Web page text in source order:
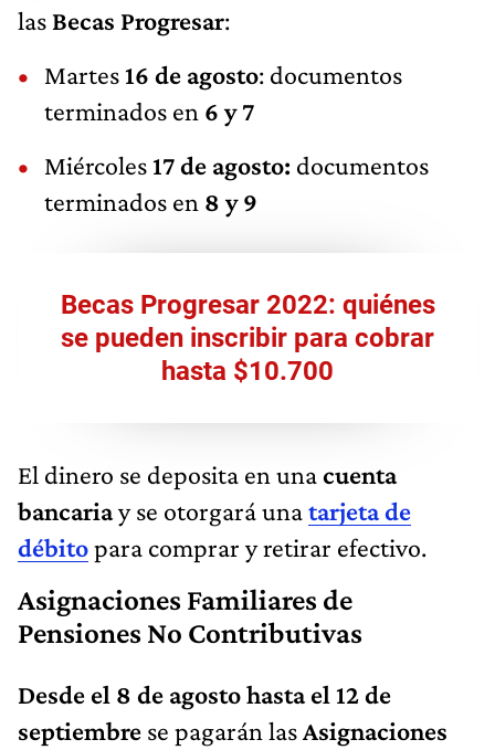
las Becas Progresar:
Martes16 de agosto: documentos
terminados en 6 y 7
Miércoles17 de agosto: documentos
terminados en 8 y 9
Becas Progresar 2022: quiénes
se pueden inscribir para cobrar
hasta $10.700
El dinero se deposita en unacuenta
bancariay se otorgará unatarjeta de
débitopara comprar y retirar efectivo.
Asignaciones Familiares de
Pensiones No Contributivas
Desde el 8 de agosto hasta el 12 de
septiembre se pagarán lasAsignaciones